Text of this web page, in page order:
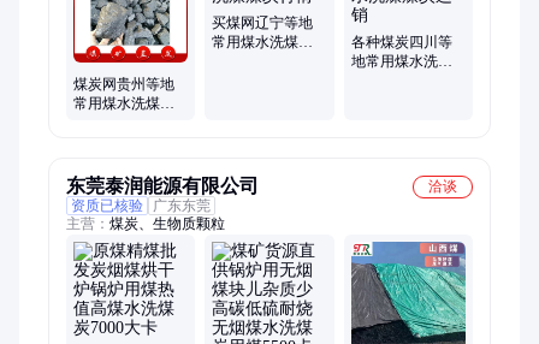
煤炭网贵州等地
常用煤水洗煤煤
买煤网辽宁等地
常用煤水洗煤煤
各种煤炭四川等
地常用煤水洗煤
东莞泰润能源有限公司
洽谈
资质已核验
广东东莞
主营： 煤炭、生物质颗粒